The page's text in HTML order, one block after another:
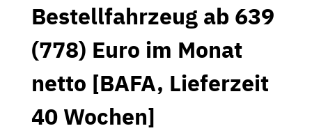
Bestellfahrzeug ab 639
(778) Euro im Monat
netto [BAFA, Lieferzeit
40 Wochen]